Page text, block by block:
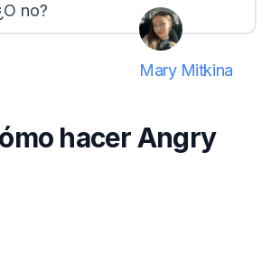
no?
Mary Mitkina
hacer Angry